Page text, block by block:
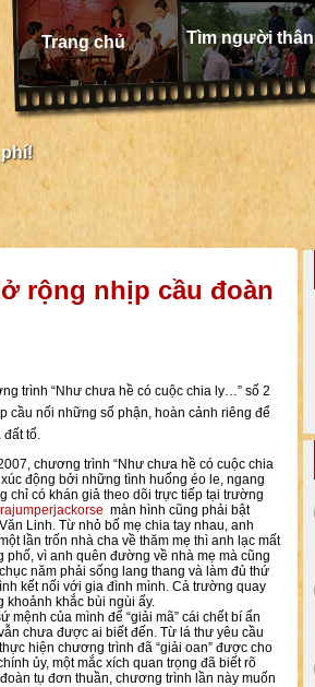
Trang chủ Tìm người thân
rộng nhịp cầu đoàn
trình “Như chưa hề có cuộc chia ly…” số 2
cầu nối những số phận, hoàn cảnh riêng để
đất tổ.
chương trình “Như chưa hề có cuộc chia
động bởi những tình huống éo le, ngang
chỉ có khán giả theo dõi trực tiếp tại trường
màn hình cũng phải bật
Linh. Từ nhỏ bố mẹ chia tay nhau, anh
lần trốn nhà cha về thăm mẹ thì anh lạc mất
phố, vì anh quên đường về nhà mẹ mà cũng
năm phải sống lang thang và làm đủ thứ
kết nối với gia đình mình. Cả trường quay
khắc bùi ngùi ấy.
của mình để “giải mã” cái chết bí ẩn
chưa được ai biết đến. Từ lá thư yêu cầu
hiện chương trình đã “giải oan” được cho
ủy, một mắc xích quan trọng đã biết rõ
tụ đơn thuần, chương trình lần này muốn